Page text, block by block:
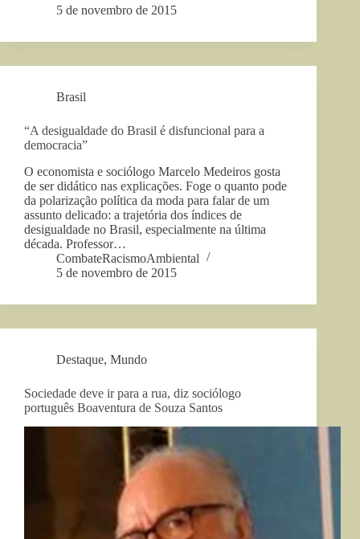
5 de novembro de 2015
Brasil
“A desigualdade do Brasil é disfuncional para a
democracia”
O economista e sociólogo Marcelo Medeiros gosta
de ser didático nas explicações. Foge o quanto pode
da polarização política da moda para falar de um
assunto delicado: a trajetória dos índices de
desigualdade no Brasil, especialmente na última
década. Professor…
CombateRacismoAmbiental
5 de novembro de 2015
Destaque, Mundo
Sociedade deve ir para a rua, diz sociólogo
português Boaventura de Souza Santos